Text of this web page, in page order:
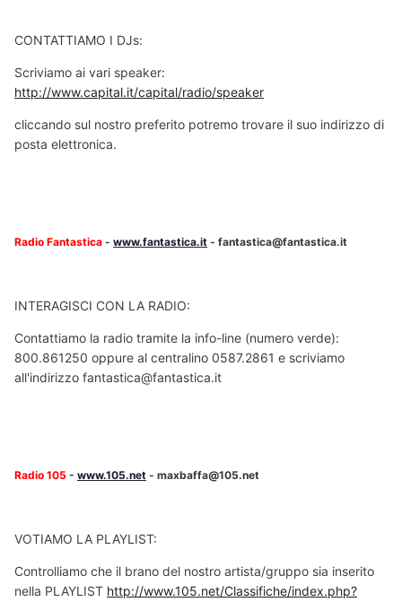
CONTATTIAMO I DJs:
Scriviamo ai vari speaker:
http://www.capital.it/capital/radio/speaker
cliccando sul nostro preferito potremo trovare il suo indirizzo di
posta elettronica.
Radio Fantastica - www.fantastica.it - fantastica@fantastica.it
INTERAGISCI CON LA RADIO:
Contattiamo la radio tramite la info-line (numero verde):
800.861250 oppure al centralino 0587.2861 e scriviamo
all'indirizzo fantastica@fantastica.it
Radio 105 - www.105.net - maxbaffa@105.net
VOTIAMO LA PLAYLIST:
Controlliamo che il brano del nostro artista/gruppo sia inserito
nella PLAYLIST http://www.105.net/Classifiche/index.php?